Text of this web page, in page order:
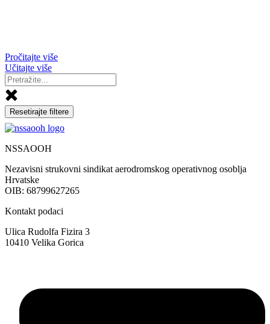
Pročitajte više
Učitajte više
Resetirajte filtere
NSSAOOH
Nezavisni strukovni sindikat aerodromskog operativnog osoblja
Hrvatske
OIB: 68799627265
Kontakt podaci
Ulica Rudolfa Fizira 3
10410 Velika Gorica